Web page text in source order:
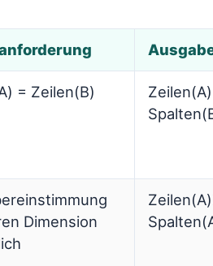
= Zeilen(B)
Dimension